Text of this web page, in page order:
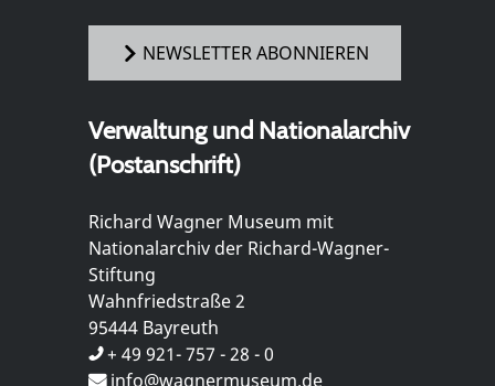
NEWSLETTER ABONNIEREN
Verwaltung und Nationalarchiv
(Postanschrift)
Richard Wagner Museum mit
Nationalarchiv der Richard-Wagner-
Stiftung
Wahnfriedstraße 2
95444 Bayreuth
+ 49 921- 757 - 28 - 0
info@wagnermuseum.de